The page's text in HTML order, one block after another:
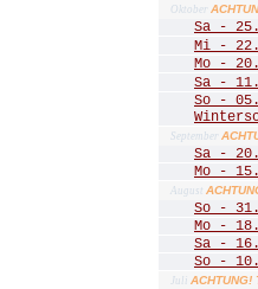
Oktober
Sa -
Mi -
Mo -
Sa -
So -
September
Sa -
Mo -
August
So -
Mo -
Sa -
So -
Juli